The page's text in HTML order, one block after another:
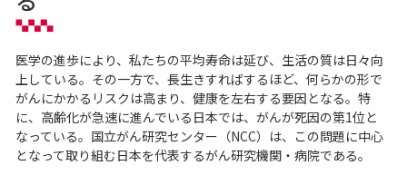
医学の進歩により、私たちの平均寿命は延び、生活の質は日々向
上している。その一方で、長生きすればするほど、何らかの形で
がんにかかるリスクは高まり、健康を左右する要因となる。特
に、高齢化が急速に進んでいる日本では、がんが死因の第1位と
なっている。国立がん研究センター（NCC）は、この問題に中心
となって取り組む日本を代表するがん研究機関・病院である。